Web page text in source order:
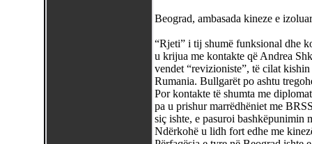
Beograd, ambasada kineze e izoluar
“Rjeti” i tij shumë funksional dhe
u krijua me kontakte që Andrea
vendet “revizioniste”, të cilat
Rumania. Bullgarët po ashtu
Por kontakte të shumta me
pa u prishur marrëdhëniet me
siç ishte, e pasuroi bashkëpunimin
Ndërkohë u lidh fort edhe me